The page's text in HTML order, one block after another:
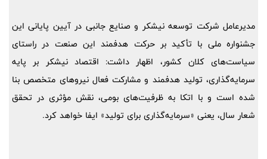
مدیرعامل شرکت توسعه نیشکر و صنایع جانبی در آیین پایانی این
جشنواره ملی با تأکید بر حرکت هدفمند این صنعت در راستای
سیاست‌های کلان کشور، اظهار داشت: اقتصاد نیشکر بر پایه
سرمایه‌گذاری، تولید هدفمند و مشارکت فعال نیروهای متخصص بنا
شده است و با اتکا به ظرفیت‌های بومی، نقش مؤثری در تحقق
شعار سال، یعنی «سرمایه‌گذاری برای تولید» ایفا خواهد کرد.